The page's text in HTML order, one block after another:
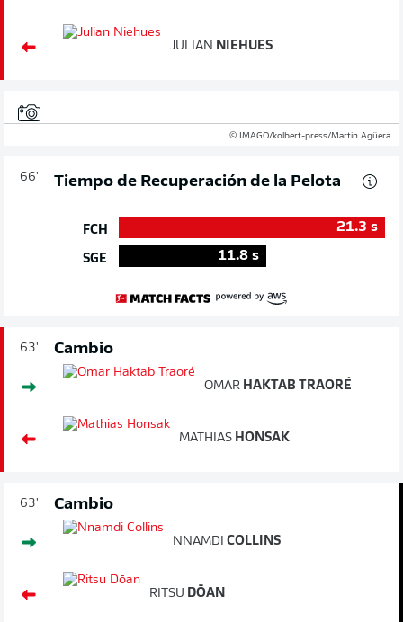
JULIAN NIEHUES
© IMAGO/kolbert-press/Martin Agüera
66' Tiempo de Recuperación de la Pelota
FCH
SGE
21.3 s
11.8 s
63' Cambio
OMAR HAKTAB TRAORÉ
MATHIAS HONSAK
63' Cambio
NNAMDI COLLINS
RITSU DŌAN